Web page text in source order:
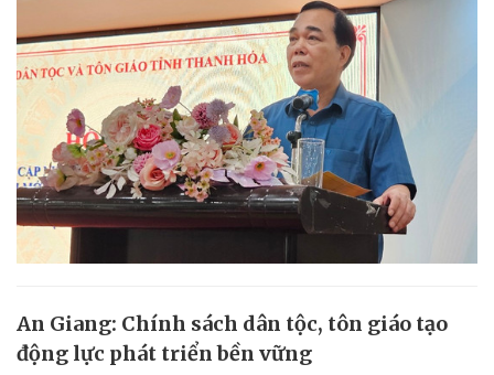
An Giang: Chính sách dân tộc, tôn giáo tạo
động lực phát triển bền vững